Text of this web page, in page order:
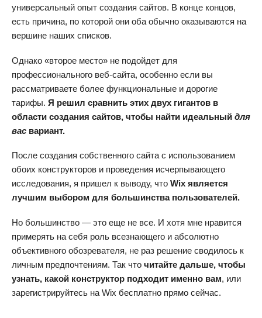
универсальный опыт создания сайтов. В конце концов,
есть причина, по которой они оба обычно оказываются на
вершине наших списков.
Однако «второе место» не подойдет для
профессионального веб-сайта, особенно если вы
рассматриваете более функциональные и дорогие
тарифы. Я решил сравнить этих двух гигантов в
области создания сайтов, чтобы найти идеальный для
вас вариант.
После создания собственного сайта с использованием
обоих конструкторов и проведения исчерпывающего
исследования, я пришел к выводу, что Wix является
лучшим выбором для большинства пользователей.
Но большинство — это еще не все. И хотя мне нравится
примерять на себя роль всезнающего и абсолютно
объективного обозревателя, не раз решение сводилось к
личным предпочтениям. Так что читайте дальше, чтобы
узнать, какой конструктор подходит именно вам, или
зарегистрируйтесь на Wix бесплатно прямо сейчас.